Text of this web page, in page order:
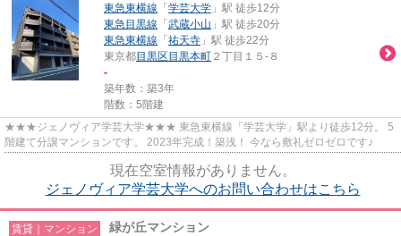
東急東横線 「 学芸大学 」駅 徒歩12分
東急目黒線 「 武蔵小山 」駅 徒歩20分
東急東横線 「 祐天寺 」駅 徒歩22分
東京都目黒区 目黒本町 ２丁目１５-８
-
築年数：築3年
階数：5階建
★★★ジェノヴィア学芸大学★★★ 東急東横線「学芸大学」駅より徒歩12分。 5
階建て分譲マンションです。 2023年完成！築浅！ 今なら敷礼ゼロゼロです♪
現在空室情報がありません。
ジェノヴィア学芸大学へのお問い合わせはこちら
賃貸｜マンション 緑が丘マンション